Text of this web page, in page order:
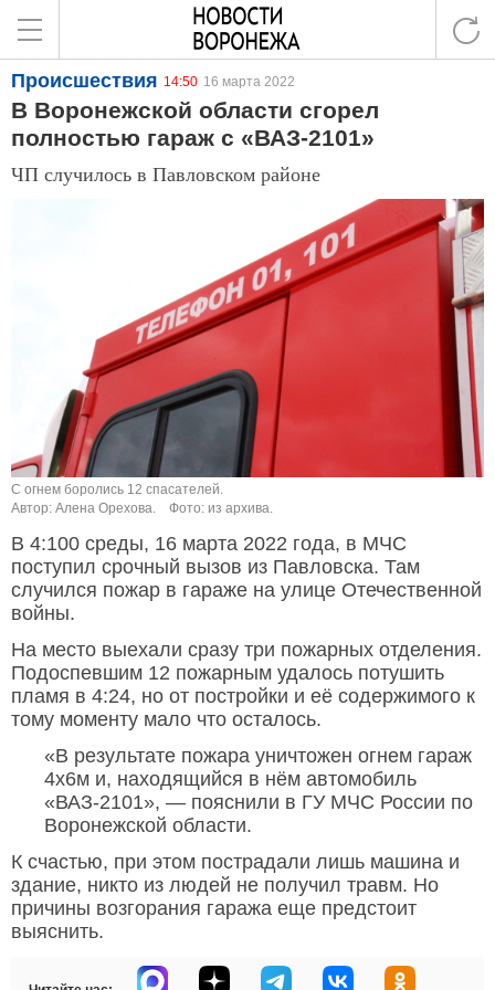
Происшествия 14:50 16 марта 2022
В Воронежской области сгорел
полностью гараж с «ВАЗ-2101»
ЧП случилось в Павловском районе
С огнем боролись 12 спасателей.
Автор: Алена Орехова.
Фото: из архива.
В 4:100 среды, 16 марта 2022 года, в МЧС
поступил срочный вызов из Павловска. Там
случился пожар в гараже на улице Отечественной
войны.
На место выехали сразу три пожарных отделения.
Подоспевшим 12 пожарным удалось потушить
пламя в 4:24, но от постройки и её содержимого к
тому моменту мало что осталось.
«В результате пожара уничтожен огнем гараж
4х6м и, находящийся в нём автомобиль
«ВАЗ-2101», — пояснили в ГУ МЧС России по
Воронежской области.
К счастью, при этом пострадали лишь машина и
здание, никто из людей не получил травм. Но
причины возгорания гаража еще предстоит
выяснить.